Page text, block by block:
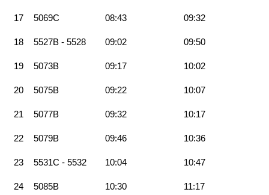
17 5069C 08:43 09:32
18 5527B - 5528 09:02 09:50
19 5073B 09:17 10:02
20 5075B 09:22 10:07
21 5077B 09:32 10:17
22 5079B 09:46 10:36
23 5531C - 5532 10:04 10:47
24 5085B 10:30 11:17